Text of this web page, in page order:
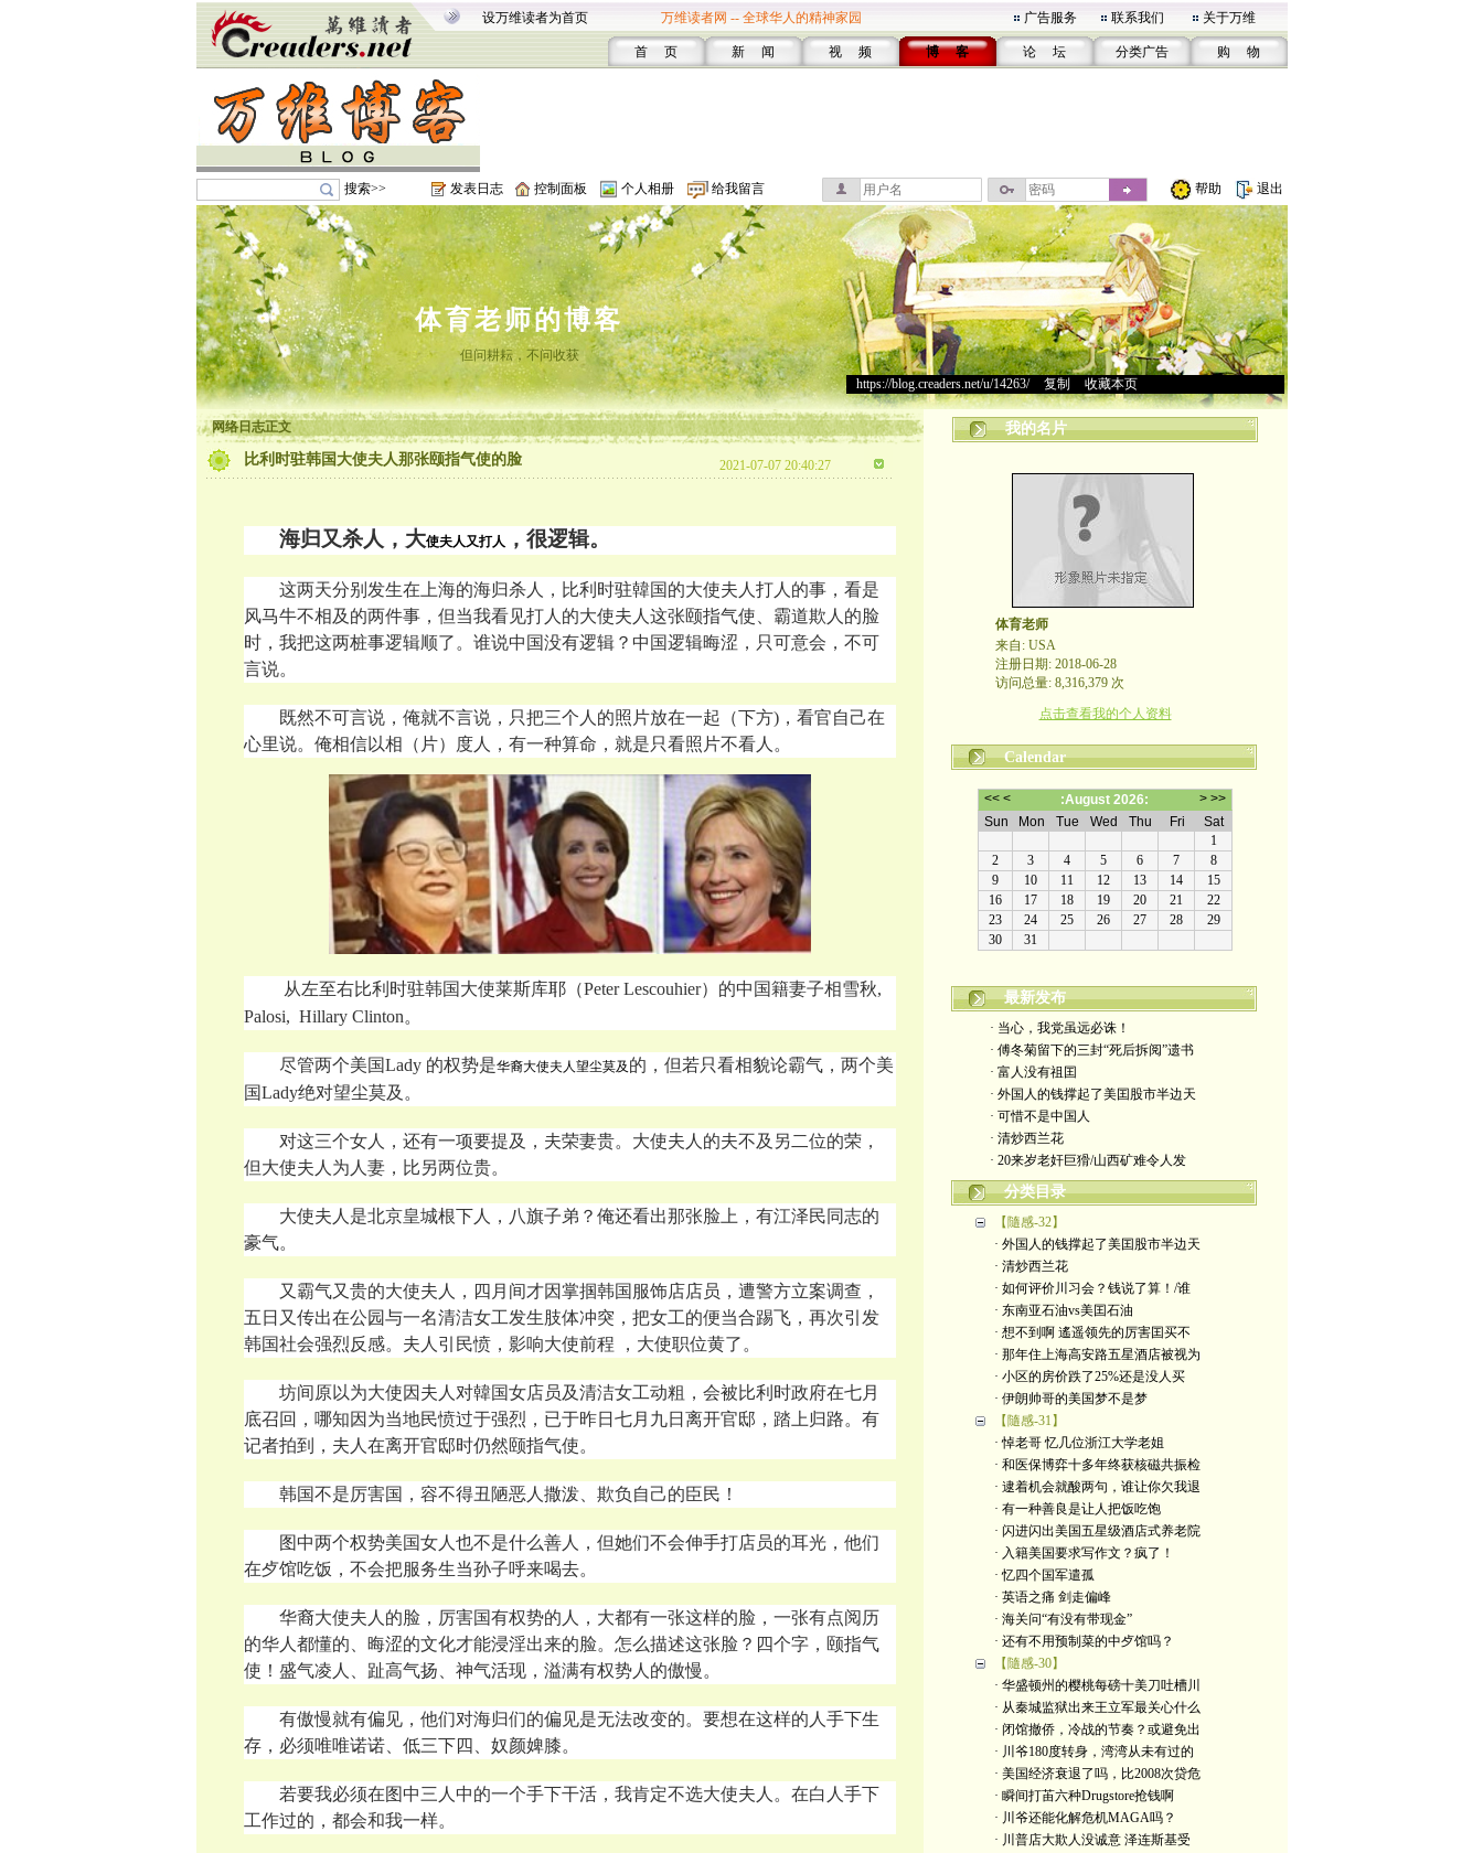
设万维读者为首页 万维读者网 -- 全球华人的精神家园 广告服务 联系我们 关于万维
首 页 新 闻 视 频 博 客 论 坛 分类广告 购 物
搜索>> 发表日志 控制面板 个人相册 给我留言 帮助 退出
体育老师的博客
但问耕耘，不问收获
https://blog.creaders.net/u/14263/> 复制 收藏本页
网络日志正文
比利时驻韩国大使夫人那张颐指气使的脸 2021-07-07 20:40:27
海归又杀人，大使夫人又打人 ，很逻辑。
这两天分别发生在上海的海归杀人， 比利时驻韓国的大使夫人打人的事，看是
风马牛不相及的两件事，但当我看见打人的大使夫人这张颐指气使、霸道欺人的脸
时，我把这两桩事逻辑顺了。谁说中国没有逻辑？中国逻辑晦涩，只可意会，不可
言说。
既然不可言说，俺就不言说，只把三个人的照片放在一起（下方)，看官自己在
心里说。 俺相信以相（片）度人，有一种算命，就是只看照片不看人。
从左至右比利时驻韩国大使莱斯库耶（Peter Lescouhier）的中国籍妻子相雪秋,
Palosi, Hillary Clinton。
尽管两个美国Lady 的权势是华裔大使夫人望尘莫及 的，但若只看相貌论霸气，两个美
国Lady绝对望尘莫及。
对这三个女人，还有一项要提及，夫荣妻贵。大使夫人的夫不及另二位的荣，
但大使夫人为人妻，比另两位贵。
大使夫人是北京皇城根下人，八旗子弟？俺还看出那张脸上，有江泽民同志的
豪气。
又霸气又贵的大使夫人，四月间才因掌掴韩国 服饰店店员，遭警方立案调查，
五日又传出在公园与一名清洁女工发生肢体冲突，把女工的便当合踢飞，再次引发
韩国社会强烈反感。夫人引民愤，影响大使前程 ，大使职位黄了。
坊间原以为大使因夫人对韓国女店员及清洁女工动粗，会被比利时政府在七月
底召回，哪知因为当地民愤过于强烈，已于昨日七月九日离开官邸， 踏上归路。有
记者拍到，夫人在离开官邸时仍然颐指气使。
韩国不是厉害国，容不得丑陋恶人撒泼、欺负自己的臣民！
图中两个权势美国女人也不是什么善人，但她们不会伸手打店员的耳光，他们
在歺馆吃饭，不会把服务生当孙子呼来喝去。
华裔大使夫人的脸，厉害国有权势的人，大都有一张这样的脸，一张有点阅历
的华人都懂的、晦涩的文化才能浸淫出来的脸。怎么描述这张脸？四个字，颐指气
使！盛气凌人、趾高气扬、神气活现，溢满有权势人的傲慢。
有傲慢就有偏见，他们对海归们的偏见是无法改变的。要想在这样的人手下生
存，必须唯唯诺诺、低三下四、奴颜婢膝。
若要我必须在图中三人中的一个手下干活，我肯定不选大使夫人。在白人手下
工作过的，都会和我一样。
我的名片
体育老师
来自: USA
注册日期: 2018-06-28
访问总量: 8,316,379 次
点击查看我的个人资料
Calendar
最新发布
· 当心，我党虽远必诛！
· 傅冬菊留下的三封“死后拆阅”遗书
· 富人没有祖囯
· 外国人的钱撑起了美囯股市半边天
· 可惜不是中国人
· 清炒西兰花
· 20来岁老奸巨猾/山西矿难令人发
分类目录
【隨感-32】
· 外国人的钱撑起了美囯股市半边天
· 清炒西兰花
· 如何评价川习会？钱说了算！/谁
· 东南亚石油vs美囯石油
· 想不到啊 遙遥领先的厉害囯买不
· 那年住上海高安路五星酒店被视为
· 小区的房价跌了25%还是没人买
· 伊朗帅哥的美国梦不是梦
【隨感-31】
· 悼老哥 忆几位浙江大学老姐
· 和医保博弈十多年终获核磁共振检
· 逮着机会就酸两句，谁让你欠我退
· 有一种善良是让人把饭吃饱
· 闪进闪出美国五星级酒店式养老院
· 入籍美国要求写作文？疯了！
· 忆四个国军遣孤
· 英语之痛 剑走偏峰
· 海关问“有没有带现金”
· 还有不用预制菜的中歺馆吗？
【隨感-30】
· 华盛顿州的樱桃每磅十美刀吐槽川
· 从秦城监狱出来王立军最关心什么
· 闭馆撤侨，冷战的节奏？或避免出
· 川爷180度转身，湾湾从未有过的
· 美国经济衰退了吗，比2008次贷危
· 瞬间打苖六种Drugstore抢钱啊
· 川爷还能化解危机MAGA吗？
· 川普店大欺人没诚意 泽连斯基受